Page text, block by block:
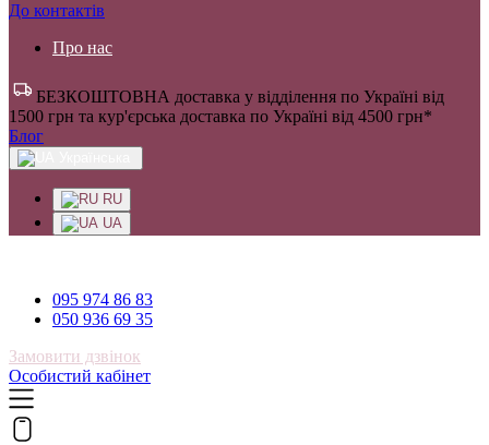
До контактів
Про нас
БЕЗКОШТОВНА доставка у відділення по Україні від
1500 грн та кур'єрська доставка по Україні від 4500 грн*
Блог
RU
UA
095 974 86 83
050 936 69 35
Замовити дзвінок
Особистий кабінет